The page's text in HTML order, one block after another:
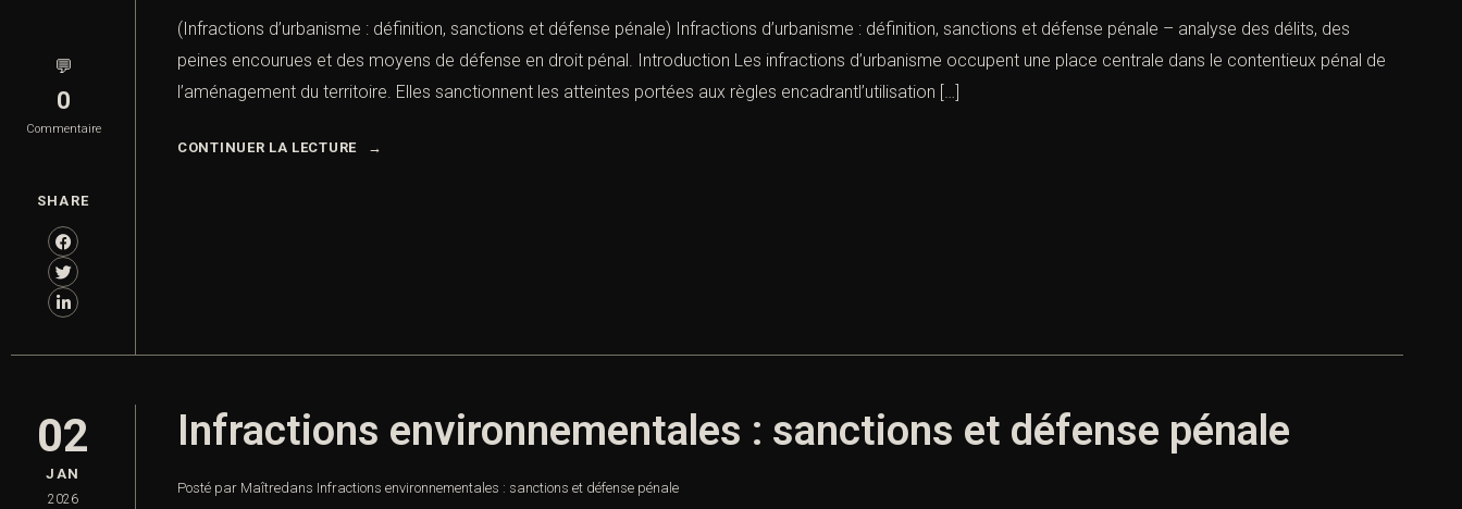
💬
0
Commentaire
SHARE
(Infractions d’urbanisme : définition, sanctions et défense pénale) Infractions d’urbanisme : définition, sanctions et défense pénale – analyse des délits, des
peines encourues et des moyens de défense en droit pénal. Introduction Les infractions d’urbanisme occupent une place centrale dans le contentieux pénal de
l’aménagement du territoire. Elles sanctionnent les atteintes portées aux règles encadrantl’utilisation […]
CONTINUER LA LECTURE
02
JAN
2026
Infractions environnementales : sanctions et défense pénale
Posté par Maîtredans Infractions environnementales : sanctions et défense pénale